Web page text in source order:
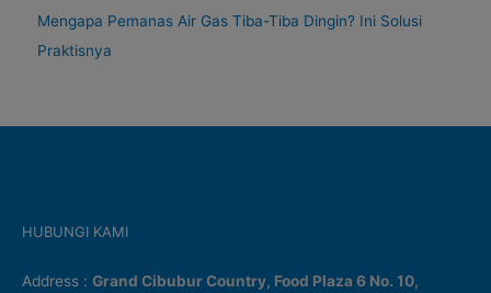
Mengapa Pemanas Air Gas Tiba-Tiba Dingin? Ini Solusi
Praktisnya
HUBUNGI KAMI
Address : Grand Cibubur Country, Food Plaza 6 No. 10,